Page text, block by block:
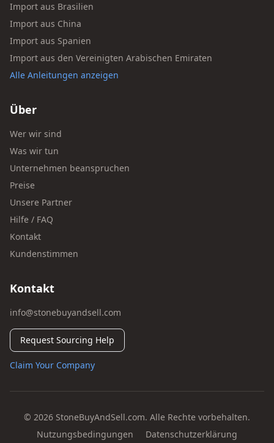
Import aus Brasilien
Import aus China
Import aus Spanien
Import aus den Vereinigten Arabischen Emiraten
Alle Anleitungen anzeigen
Über
Wer wir sind
Was wir tun
Unternehmen beanspruchen
Preise
Unsere Partner
Hilfe / FAQ
Kontakt
Kundenstimmen
Kontakt
info@stonebuyandsell.com
Request Sourcing Help
Claim Your Company
© 2026 StoneBuyAndSell.com. Alle Rechte vorbehalten.
Nutzungsbedingungen
Datenschutzerklärung